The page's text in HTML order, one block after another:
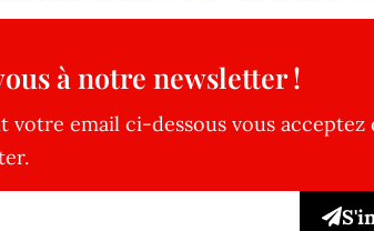
à notre newsletter !
votre email ci-dessous vous